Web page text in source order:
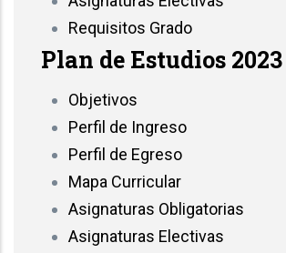
Requisitos Grado
Plan de Estudios
Objetivos
Perfil de Ingreso
Perfil de Egreso
Mapa Curricular
Asignaturas Obligatorias
Asignaturas Electivas